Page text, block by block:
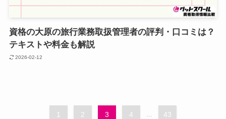
資格の大原の旅行業務取扱管理者の評判・口コミは？
テキストや料金も解説
2026-02-12
1 2 3 4 43